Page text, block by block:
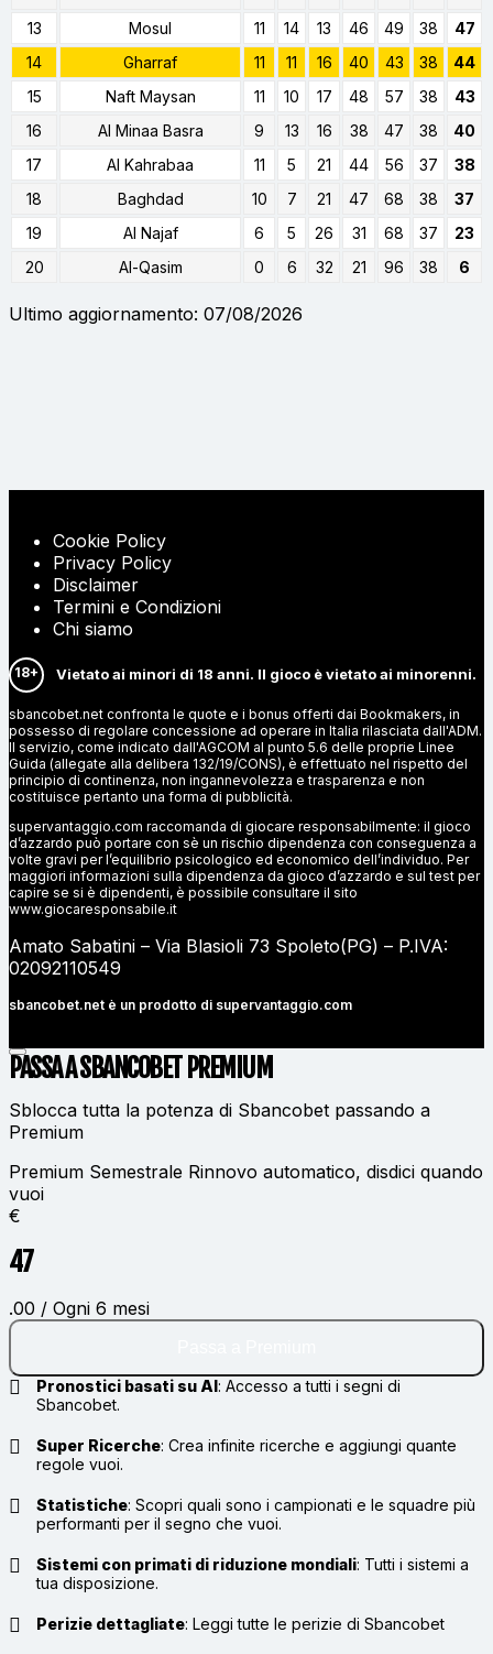
13
Mosul 11 14 13 46 49 38
47
14
Gharraf 11 11 16 40 43 38
44
15
Naft Maysan 11 10 17 48 57 38
43
16
Al Minaa Basra 9 13 16 38 47 38
40
17
Al Kahrabaa 11 5 21 44 56 37
38
18
Baghdad 10 7 21 47 68 38
37
19
Al Najaf 6 5 26 31 68 37
23
20
Al-Qasim 0 6 32 21 96 38 6
Ultimo aggiornamento: 07/08/2026
Cookie Policy
Privacy Policy
Disclaimer
Termini e Condizioni
Chi siamo
18+ Vietato ai minori di 18 anni. Il gioco è vietato ai minorenni.
sbancobet.net confronta le quote e i bonus offerti dai Bookmakers, in
possesso di regolare concessione ad operare in Italia rilasciata dall'ADM.
Il servizio, come indicato dall'AGCOM al punto 5.6 delle proprie Linee
Guida (allegate alla delibera 132/19/CONS), è effettuato nel rispetto del
principio di continenza, non ingannevolezza e trasparenza e non
costituisce pertanto una forma di pubblicità.
supervantaggio.com raccomanda di giocare responsabilmente: il gioco
d’azzardo può portare con sè un rischio dipendenza con conseguenza a
volte gravi per l’equilibrio psicologico ed economico dell’individuo. Per
maggiori informazioni sulla dipendenza da gioco d’azzardo e sul test per
capire se si è dipendenti, è possibile consultare il sito
www.giocaresponsabile.it
Amato Sabatini – Via Blasioli 73 Spoleto(PG) – P.IVA:
02092110549
sbancobet.net è un prodotto di supervantaggio.com
PASSA A SBANCOBET PREMIUM
Sblocca tutta la potenza di Sbancobet passando a
Premium
Premium Semestrale Rinnovo automatico, disdici quando
vuoi
€
47
.00 / Ogni 6 mesi
Pronostici basati su AI: Accesso a tutti i segni di
Sbancobet.
Super Ricerche: Crea infinite ricerche e aggiungi quante
regole vuoi.
Statistiche: Scopri quali sono i campionati e le squadre più
performanti per il segno che vuoi.
Sistemi con primati di riduzione mondiali: Tutti i sistemi a
tua disposizione.
Perizie dettagliate: Leggi tutte le perizie di Sbancobet